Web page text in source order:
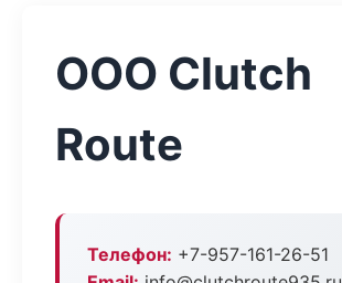
ООО Clutch
Route
Телефон: +7-957-161-26-51